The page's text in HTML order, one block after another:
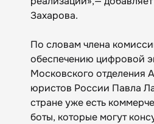
Захарова.
По словам члена
обеспечению цифровой
Московского отделения
юристов России Павла
стране уже есть
боты, которые могут